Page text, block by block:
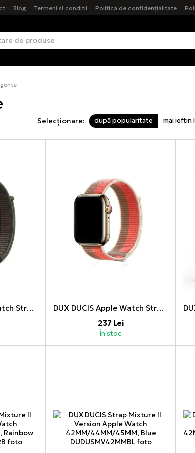
Blog Termeni si conditii Politica de confidențialitate
Selecționare: după popularitate mai ieftin
DUX DUCIS Apple Watch Strap Sport Version 42MM/44MM/45MM, Tornado Gray
DUX DUCIS Apple Watch Strap Sport Version 42MM/44MM/45MM, Pomelo Pink
237 Lei
În stoc